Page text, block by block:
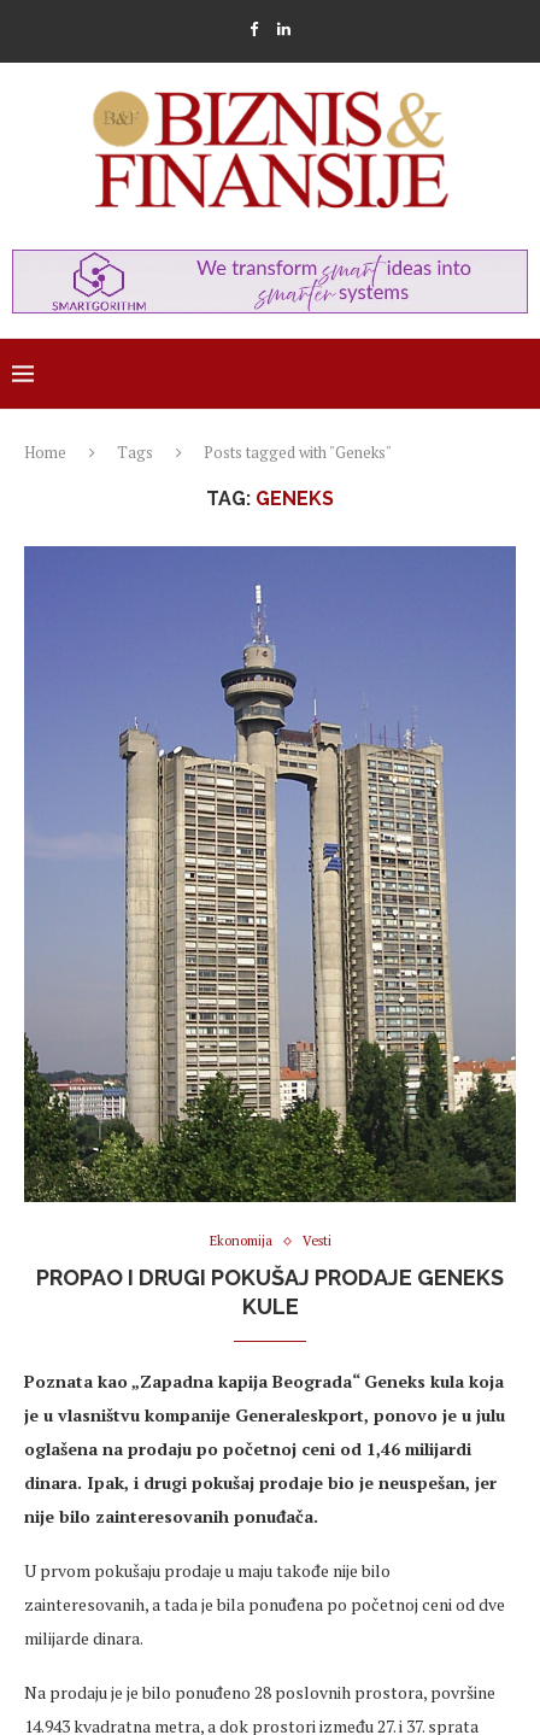
Home Tags Posts tagged with "Geneks"
TAG: GENEKS
Ekonomija Vesti
PROPAO I DRUGI POKUŠAJ PRODAJE GENEKS
KULE
Poznata kao „Zapadna kapija Beograda“ Geneks kula koja
je u vlasništvu kompanije Generaleskport, ponovo je u julu
oglašena na prodaju po početnoj ceni od 1,46 milijardi
dinara. Ipak, i drugi pokušaj prodaje bio je neuspešan, jer
nije bilo zainteresovanih ponuđača.
U prvom pokušaju prodaje u maju takođe nije bilo
zainteresovanih, a tada je bila ponuđena po početnoj ceni od dve
milijarde dinara.
Na prodaju je je bilo ponuđeno 28 poslovnih prostora, površine
14.943 kvadratna metra, a dok prostori između 27. i 37. sprata